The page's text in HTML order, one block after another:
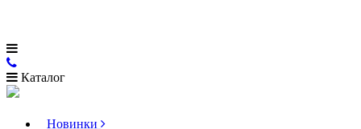
Каталог
Новинки